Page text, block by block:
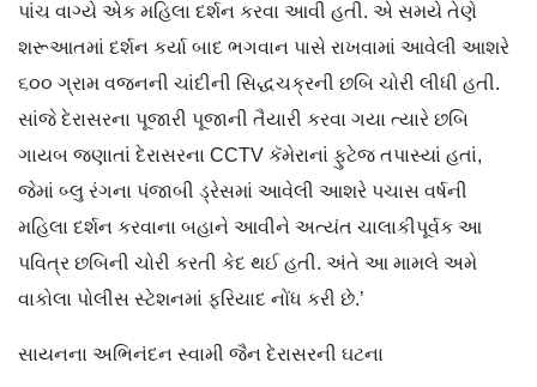
પાંચ વાગ્યે એક મહિલા દર્શન કરવા આવી હતી. એ સમયે તેણે
શરૂઆતમાં દર્શન કર્યા બાદ ભગવાન પાસે રાખવામાં આવેલી આશરે
૬૦૦ ગ્રામ વજનની ચાંદીની સિદ્ધચક્રની છબિ ચોરી લીધી હતી.
સાંજે દેરાસરના પૂજારી પૂજાની તૈયારી કરવા ગયા ત્યારે છબિ
ગાયબ જણાતાં દેરાસરના CCTV કૅમેરાનાં ફુટેજ તપાસ્યાં હતાં,
જેમાં બ્લુ રંગના પંજાબી ડ્રેસમાં આવેલી આશરે પચાસ વર્ષની
મહિલા દર્શન કરવાના બહાને આવીને અત્યંત ચાલાકીપૂર્વક આ
પવિત્ર છબિની ચોરી કરતી કેદ થઈ હતી. અંતે આ મામલે અમે
વાકોલા પોલીસ સ્ટેશનમાં ફરિયાદ નોંધ કરી છે.’
સાયનના અભિનંદન સ્વામી જૈન દેરાસરની ઘટના